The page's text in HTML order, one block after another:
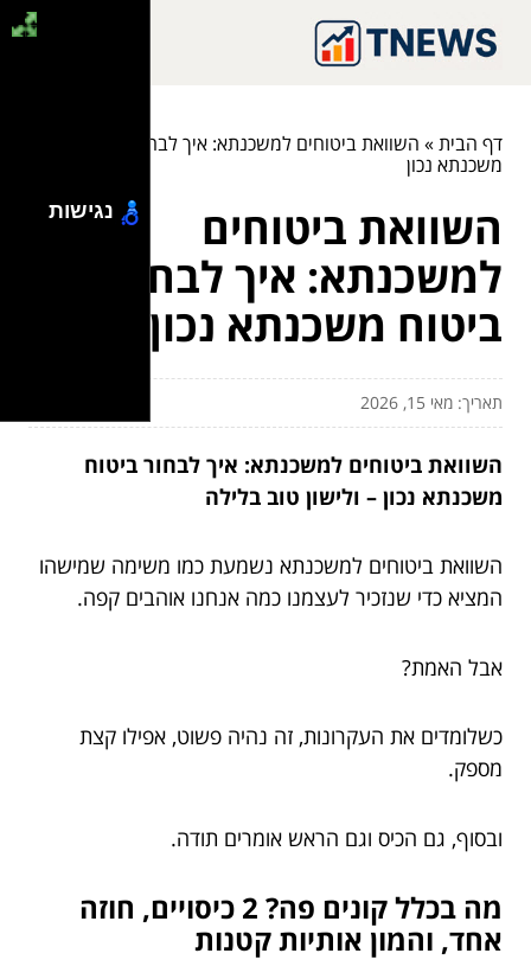
דף הבית» השוואת ביטוחים למשכנתא: איך לבחור ביטוח
משכנתא נכון
השוואת ביטוחים
למשכנתא: איך לבחור
ביטוח משכנתא נכון
תאריך: מאי 15, 2026
השוואת ביטוחים למשכנתא: איך לבחור ביטוח
משכנתא נכון – ולישון טוב בלילה
השוואת ביטוחים למשכנתא נשמעת כמו משימה שמישהו
המציא כדי שנזכיר לעצמנו כמה אנחנו אוהבים קפה.
אבל האמת?
כשלומדים את העקרונות, זה נהיה פשוט, אפילו קצת
מספק.
ובסוף, גם הכיס וגם הראש אומרים תודה.
מה בכלל קונים פה? 2 כיסויים, חוזה
אחד, והמון אותיות קטנות
נגישות